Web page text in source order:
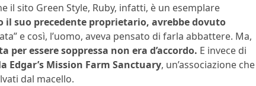
il sito Green Style, Ruby, infatti, è un esemplare
il suo precedente proprietario, avrebbe dovuto
e così, l’uomo, aveva pensato di farla abbattere. Ma,
essere soppressa non era d’accordo. E invece di
Edgar’s Mission Farm Sanctuary, un’associazione che
dal macello.